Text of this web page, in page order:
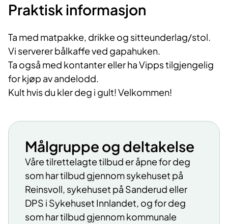
Praktisk informasjon
Ta med matpakke, drikke og sitteunderlag/stol.
Vi serverer bålkaffe ved gapahuken.
Ta også med kontanter eller ha Vipps tilgjengelig
for kjøp av andelodd.
Kult hvis du kler deg i gult! Velkommen!
Målgruppe og deltakelse
Våre tilrettelagte tilbud er åpne for deg
som har tilbud gjennom sykehuset på
Reinsvoll, sykehuset på Sanderud eller
DPS i Sykehuset Innlandet, og for deg
som har tilbud gjennom kommunale